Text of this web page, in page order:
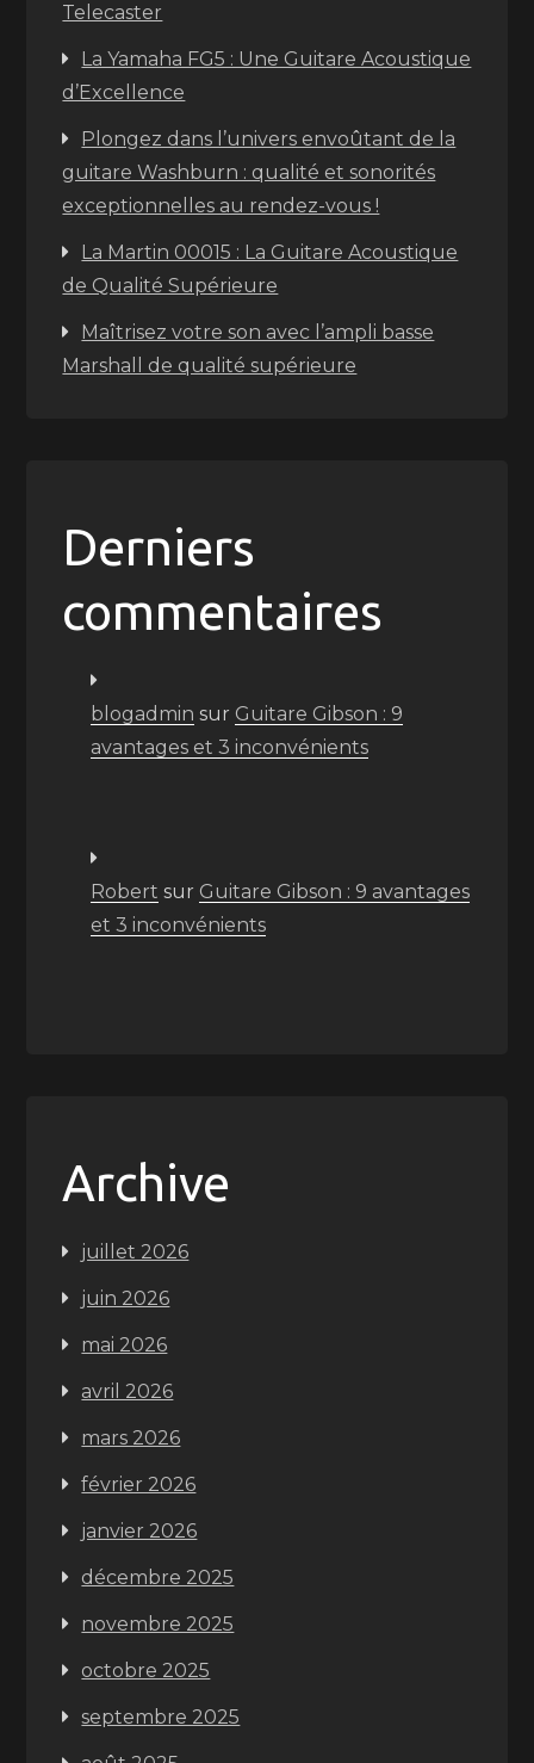
Telecaster
La Yamaha FG5 : Une Guitare Acoustique
d’Excellence
Plongez dans l’univers envoûtant de la
guitare Washburn : qualité et sonorités
exceptionnelles au rendez-vous !
La Martin 00015 : La Guitare Acoustique
de Qualité Supérieure
Maîtrisez votre son avec l’ampli basse
Marshall de qualité supérieure
Derniers
commentaires
blogadmin sur Guitare Gibson : 9
avantages et 3 inconvénients
Robert sur Guitare Gibson : 9 avantages
et 3 inconvénients
Archive
juillet 2026
juin 2026
mai 2026
avril 2026
mars 2026
février 2026
janvier 2026
décembre 2025
novembre 2025
octobre 2025
septembre 2025